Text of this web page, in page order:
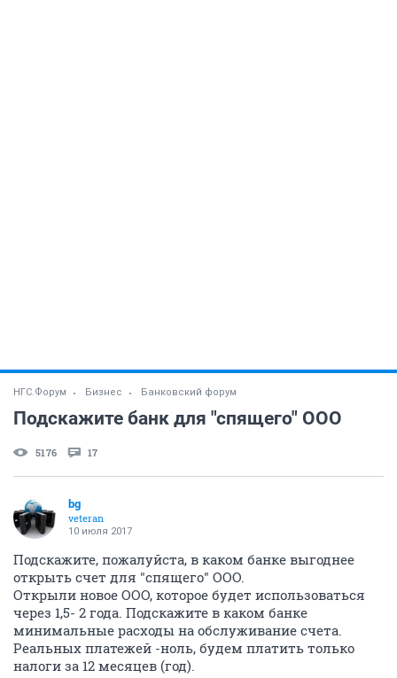
НГС.Форум Бизнес Банковский форум
Подскажите банк для "спящего" ООО
5176 17
bg
veteran
10 июля 2017
Подскажите, пожалуйста, в каком банке выгоднее
открыть счет для "спящего" ООО.
Открыли новое ООО, которое будет использоваться
через 1,5- 2 года. Подскажите в каком банке
минимальные расходы на обслуживание счета.
Реальных платежей -ноль, будем платить только
налоги за 12 месяцев (год).